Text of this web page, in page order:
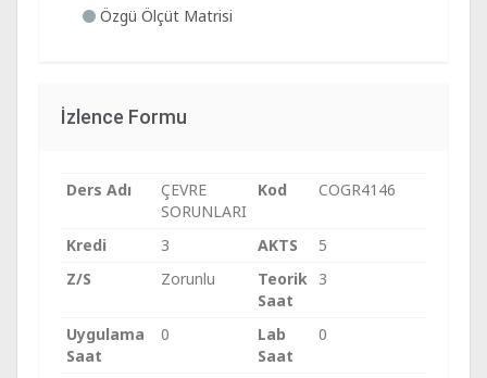
Özgü Ölçüt Matrisi
İzlence Formu
Ders Adı
ÇEVRE
SORUNLARI
Kod COGR4146
Kredi 3 AKTS
5
Z/S
Zorunlu
Teorik
Saat
3
Uygulama
Saat
0
Lab
Saat
0